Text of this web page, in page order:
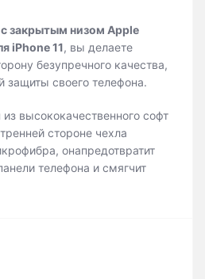
закрытым низом Apple
iPhone 11, вы делаете
безупречного качества,
защиты своего телефона.
высококачественного софт
стороне чехла
онапредотвратит
телефона и смягчит